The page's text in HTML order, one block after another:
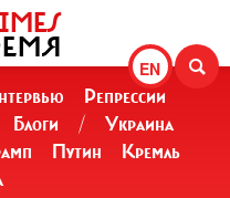
EN
Репрессии
Блоги /
Украина
Путин
Кремль